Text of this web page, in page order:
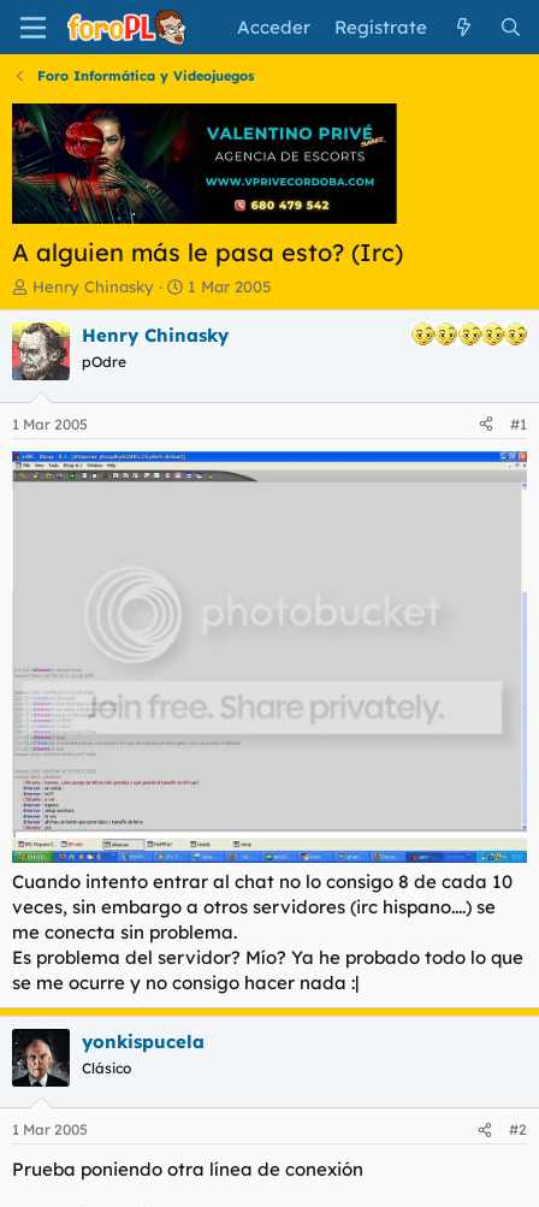
Acceder Regístrate
Foro Informática y Videojuegos
A alguien más le pasa esto? (Irc)
I
n
i
c
i
a
d
o
r
d
Henry Chinasky
F
e
c
i
n
i
1 Mar 2005
Henry Chinasky
pOdre
1 Mar 2005 #1
Cuando intento entrar al chat no lo consigo 8 de cada 10
veces, sin embargo a otros servidores (irc hispano....) se
me conecta sin problema.
Es problema del servidor? Mío? Ya he probado todo lo que
se me ocurre y no consigo hacer nada :|
yonkispucela
Clásico
1 Mar 2005 #2
Prueba poniendo otra línea de conexión